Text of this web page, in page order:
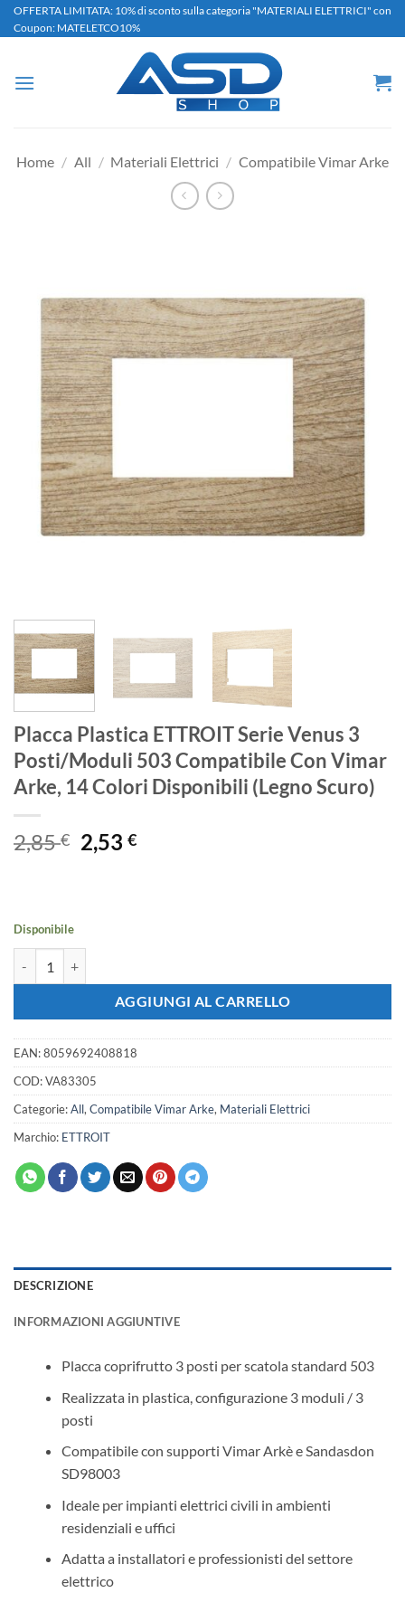
Salta
ai
OFFERTA LIMITATA: 10% di sconto sulla categoria "MATERIALI ELETTRICI" con
Coupon: MATELETCO10%
Home / All / Materiali Elettrici / Compatibile Vimar Arke
Placca Plastica ETTROIT Serie Venus 3
Posti/Moduli 503 Compatibile Con Vimar
Arke, 14 Colori Disponibili (Legno Scuro)
2,85€ Il
prezzo
2,53€Il
Disponibile
AGGIUNGI AL CARRELLO
EAN:8059692408818
COD:VA83305
Categorie:All, Compatibile Vimar Arke, Materiali Elettrici
Marchio: ETTROIT
DESCRIZIONE
INFORMAZIONI AGGIUNTIVE
Placca coprifrutto 3 posti per scatola standard 503
Realizzata in plastica, configurazione 3 moduli / 3
posti
Compatibile con supporti Vimar Arkè e Sandasdon
SD98003
Ideale per impianti elettrici civili in ambienti
residenziali e uffici
Adatta a installatori e professionisti del settore
elettrico